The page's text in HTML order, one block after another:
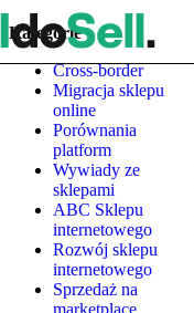
Kategorie
Cross-border
Migracja sklepu
online
Porównania
platform
Wywiady ze
sklepami
ABC Sklepu
internetowego
Rozwój sklepu
internetowego
Sprzedaż na